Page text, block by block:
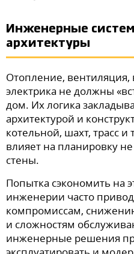
Инженерные
архитектуры
Отопление,
электрика не должны
дом. Их логика
архитектурой и
котельной, шахт, трасс
влияет на планировку
стены.
Попытка сэкономить на
инженерии часто
компромиссам,
и сложностям
инженерные решения